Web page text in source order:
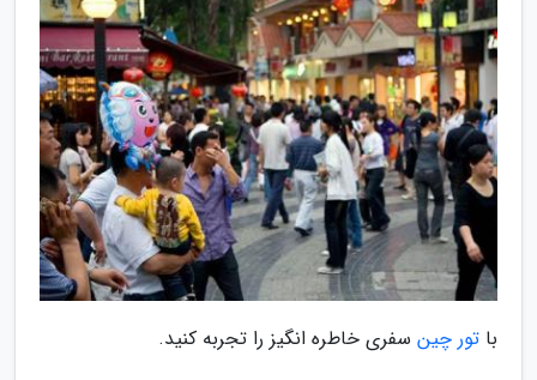
با تور چین سفری خاطره انگیز را تجربه کنید.